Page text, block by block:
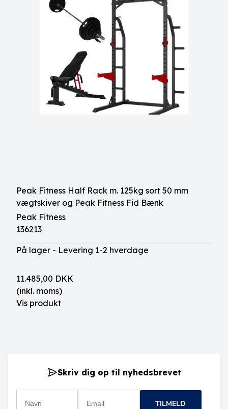
Peak Fitness Half Rack m. 125kg sort 50 mm
vægtskiver og Peak Fitness Fid Bænk
Peak Fitness
136213
På lager - Levering 1-2 hverdage
11.485,00 DKK
(inkl. moms)
Vis produkt
Skriv dig op til nyhedsbrevet
TILMELD